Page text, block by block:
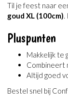
Til je feest naar
goud XL (100cm)
Pluspunten
Makkelijk te
Combineert
Altijd goed
Bestel snel bij